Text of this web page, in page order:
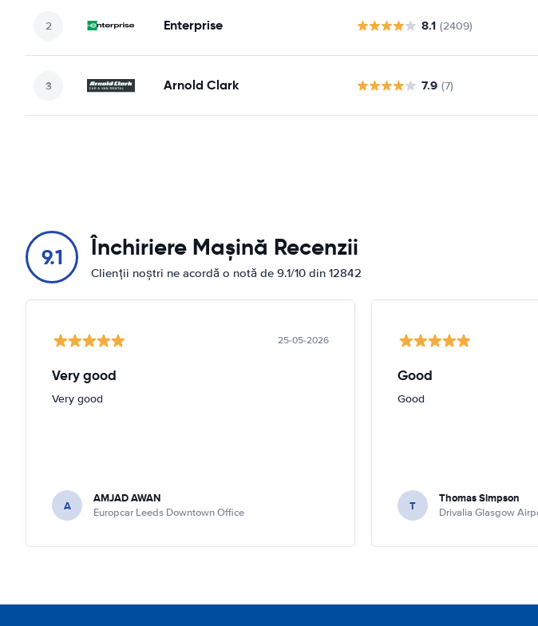
Enterprise 8.1 (2409)
Arnold Clark 7.9 (7)
9.1 Închiriere Mașină Recenzii
Clienții noștri ne acordă o notă de 9.1/10 din 12842
25-05-2026
Very good
Very good
A AMJAD AWAN
Europcar Leeds Downtown Office
Good
Good
T Thomas Simpson
Drivalia Glasgow